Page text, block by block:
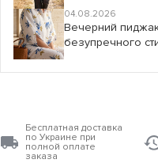
04.08.2026
Вечерний
безупречного
Бесплатная доставка
по Украине при
полной оплате
заказа